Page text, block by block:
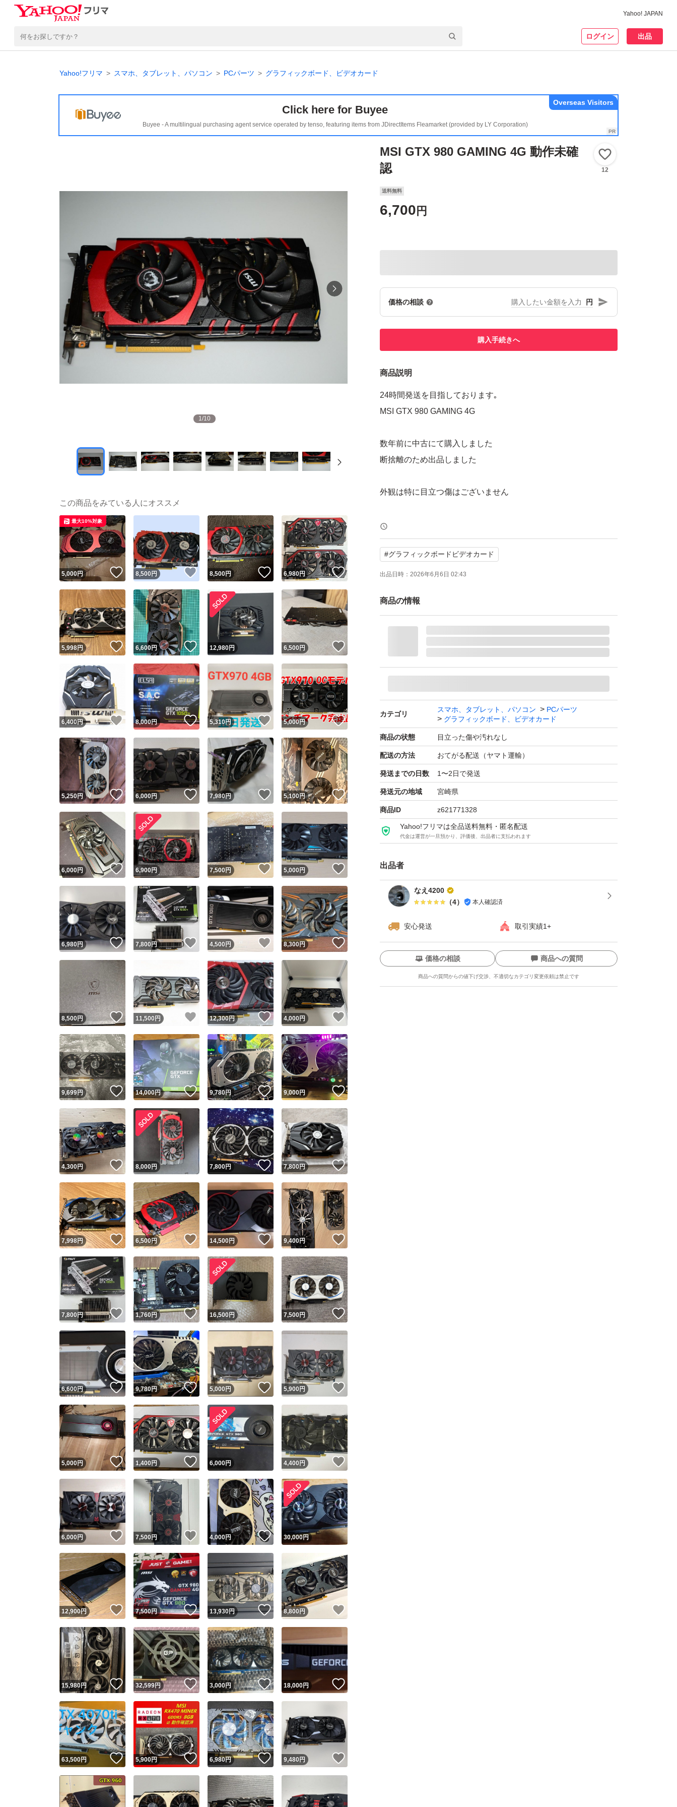
Yahoo! JAPAN
ログイン 出品
Yahoo!フリマ スマホ、タブレット、パソコン PCパーツ グラフィックボード、ビデオカード
Click here for Buyee
Buyee - A multilingual purchasing agent service operated by tenso, featuring items from JDirectItems Fleamarket (provided by LY Corporation)
Overseas Visitors
1/10
MSI GTX 980 GAMING 4G 動作未確
認
12
送料無料
6,700 円
価格の相談 円
購入手続きへ
商品説明
24時間発送を目指しております｡
MSI GTX 980 GAMING 4G
数年前に中古にて購入しました
断捨離のため出品しました
外観は特に目立つ傷はございません
付属品は画像の通りになっております
グラフィックボード本体のみになります
動作未確認
ご理解の程よろしくお願いいたします
MSI GeForce GTX 980搭載グラフィックボード GTX980 GAMING
ブランド：ー
#グラフィックボードビデオカード
出品日時： 2026年6月6日 02:43
商品の情報
カテゴリ
スマホ、タブレット、パソコン
PCパーツ
グラフィックボード、ビデオカード
商品の状態 目立った傷や汚れなし
配送の方法 おてがる配送（ヤマト運輸）
発送までの日数 1〜2日で発送
発送元の地域 宮崎県
商品ID z621771328
Yahoo!フリマは全品送料無料・匿名配送
代金は運営が一旦預かり、評価後、出品者に支払われます
出品者
なえ4200
（4） 本人確認済
安心発送 取引実績1+
ユーザーの実績について
Yahoo!フリマが定めた一定の基準を満たしたユーザーにバッジを付与しています
安心取引出品者
安心取引出品者 Yahoo!フリマの基準をクリアした安心・安全なユーザーです
取引実績
取引実績◯+ このユーザーはYahoo!フリマの取引を完了させた実績があります
他フリマ実績◯+ このユーザーは他フリマサービスでの取引実績があります
スピード&安心発送
※このバッジは実績に基づく表示であり、発送を保証しているものではありません
スピード＆安心発送
このユーザーは高頻度で24時間以内＆設定した発送日数内に発送してい
ます
スピード発送 このユーザーは高頻度で24時間以内に発送しています
安心発送 このユーザーは設定した発送日数内に発送しています
価格の相談 商品への質問
商品への質問からの値下げ交渉、不適切なカテゴリ変更依頼は禁止です
この商品の情報をコピーします
商品画像の無断転載は禁止 されています
コピーは1商品につき1回 です
出品ページへ
キャンセル
この商品をみている人にオススメ
5,000円 いいね！
最大10%対象
8,500円 いいね！
8,500円 いいね！
6,980円 いいね！
5,998円 いいね！
6,600円 いいね！
12,980円 6,500円
6,400円 いいね！
8,000円 いいね！
5,310円 いいね！
5,000円 いいね！
5,250円 いいね！
6,000円 いいね！
7,980円 いいね！
5,100円 いいね！
6,000円 いいね！
6,900円 7,500円 いいね！
5,000円
6,980円 いいね！
7,800円 いいね！
4,500円 いいね！
8,300円 いいね！
8,500円 いいね！
11,500 円 いいね！
12,300円 いいね！
4,000円 いいね！
9,699円 いいね！
14,000円 いいね！
9,780円 いいね！
9,000円 いいね！
4,300円 いいね！
8,000円 7,800円 いいね！
7,800円 いいね！
7,998円 いいね！
6,500円 いいね！
14,500円 いいね！
9,400円
7,800円 いいね！
1,760円 いいね！
16,500円 7,500円 いいね！
6,600円 いいね！
9,780円 いいね！
5,000円 いいね！
5,900円
5,000円 いいね！
1,400円 いいね！
6,000円 4,400円
6,000円 いいね！
7,500円 いいね！
4,000円 いいね！
30,000円
12,900円 いいね！
7,500円 いいね！
13,930円 いいね！
8,800円
15,980円 いいね！
32,599円 いいね！
3,000円 いいね！
18,000円
63,500円 いいね！
5,900円 いいね！
6,980円 いいね！
9,480円